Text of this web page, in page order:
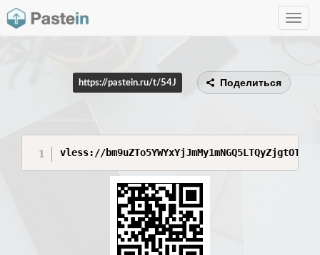
Toggle
https://pastein.ru/t/54J Поделиться
vless://